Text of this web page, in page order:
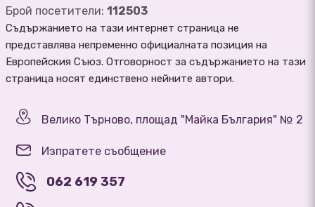
Брой посетители: 112503
Съдържанието на тази интернет страница не
представлява непременно официалната позиция на
Европейския Съюз. Отговорност за съдържанието на тази
страница носят единствено нейните автори.
Велико Търново, площад "Майка България" № 2
Изпратете съобщение
062 619 357